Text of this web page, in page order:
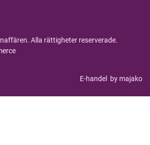
Alla rättigheter reserverade.
E-handel by majako